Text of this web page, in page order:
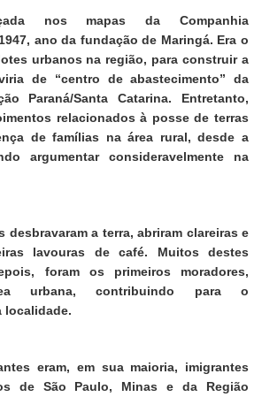
nos mapas da Companhia
ano da fundação de Maringá. Era o
urbanos na região, para construir a
de “centro de abastecimento” da
Paraná/Santa Catarina. Entretanto,
relacionados à posse de terras
de famílias na área rural, desde a
argumentar consideravelmente na
desbravaram a terra, abriram clareiras e
lavouras de café. Muitos destes
foram os primeiros moradores,
urbana, contribuindo para o
localidade.
eram, em sua maioria, imigrantes
de São Paulo, Minas e da Região